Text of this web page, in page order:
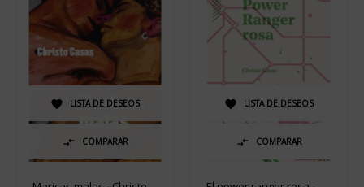
 LISTA DE DESEOS
 COMPARAR
 LISTA DE DESEOS
 COMPARAR